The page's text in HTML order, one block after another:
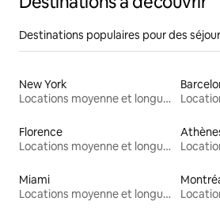
Destinations populaires pour des
New York
Locations moyenne et longue durée
Florence
Locations moyenne et longue durée
Miami
Locations moyenne et longue durée